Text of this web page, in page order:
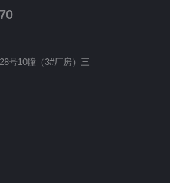
号10幢（3#厂房）三